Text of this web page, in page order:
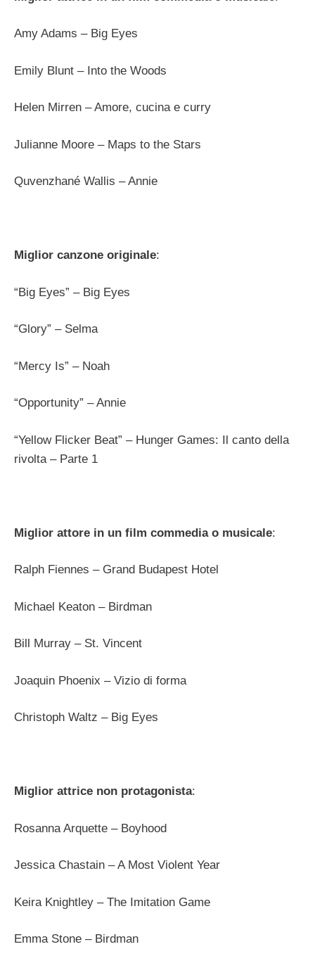
Amy Adams – Big Eyes
Emily Blunt – Into the Woods
Helen Mirren – Amore, cucina e curry
Julianne Moore – Maps to the Stars
Quvenzhané Wallis – Annie
Miglior canzone originale:
“Big Eyes” – Big Eyes
“Glory” – Selma
“Mercy Is” – Noah
“Opportunity” – Annie
“Yellow Flicker Beat” – Hunger Games: Il canto della
rivolta – Parte 1
Miglior attore in un film commedia o musicale:
Ralph Fiennes – Grand Budapest Hotel
Michael Keaton – Birdman
Bill Murray – St. Vincent
Joaquin Phoenix – Vizio di forma
Christoph Waltz – Big Eyes
Miglior attrice non protagonista:
Rosanna Arquette – Boyhood
Jessica Chastain – A Most Violent Year
Keira Knightley – The Imitation Game
Emma Stone – Birdman